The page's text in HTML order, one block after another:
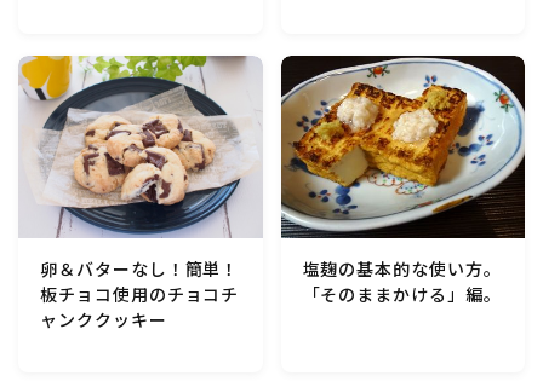
卵＆バターなし！簡単！
板チョコ使用のチョコチ
ャンククッキー
塩麹の基本的な使い方。
「そのままかける」編。